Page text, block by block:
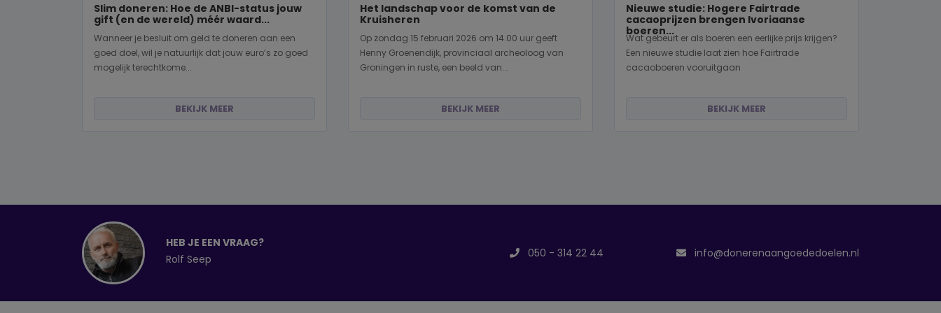
Slim doneren: Hoe de ANBI-status jouw
gift (en de wereld) méér waard...
Wanneer je besluit om geld te doneren aan een
goed doel, wil je natuurlijk dat jouw euro’s zo goed
mogelijk terechtkome...
BEKIJK MEER
Het landschap voor de komst van de
Kruisheren
Op zondag 15 februari 2026 om 14.00 uur geeft
Henny Groenendijk, provinciaal archeoloog van
Groningen in ruste, een beeld van...
BEKIJK MEER
Nieuwe studie: Hogere Fairtrade
cacaoprijzen brengen Ivoriaanse
boeren...
Wat gebeurt er als boeren een eerlijke prijs krijgen?
Een nieuwe studie laat zien hoe Fairtrade
cacaoboeren vooruitgaan
BEKIJK MEER
HEB JE EEN VRAAG?
Rolf Seep
050 - 314 22 44 info@donerenaangoededoelen.nl